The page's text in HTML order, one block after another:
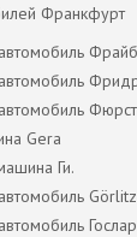
Франкфурт
Gera
Ги.
Görlitz
Гослар